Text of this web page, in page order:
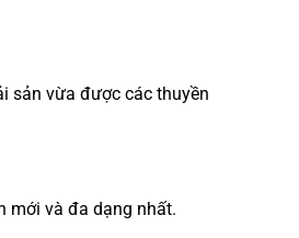
sản vừa được các thuyền
mới và đa dạng nhất.